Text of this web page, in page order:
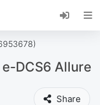
it to your
updates.
DCS6 Allure
Share